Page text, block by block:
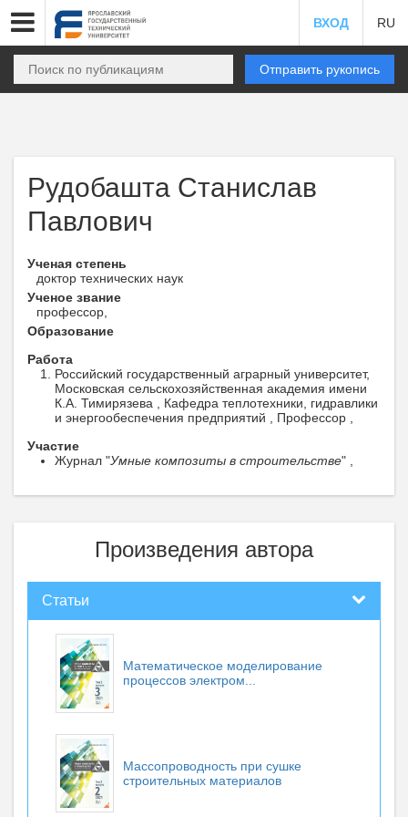
ВХОД RU
Отправить рукопись
Рудобашта Станислав
Павлович
Ученая степень
доктор технических наук
Ученое звание
профессор,
Образование
Работа
Российский государственный аграрный университет,
Московская сельскохозяйственная академия имени
К.А. Тимирязева , Кафедра теплотехники, гидравлики
и энергообеспечения предприятий , Профессор ,
Участие
Журнал "Умные композиты в строительстве" ,
Произведения автора
Статьи
Математическое моделирование
процессов электром...
Массопроводность при сушке
строительных материалов